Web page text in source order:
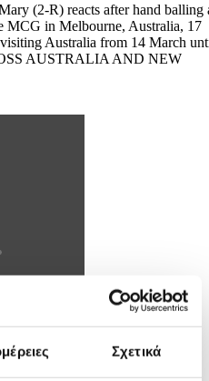
Σχετικά
(2-R) reacts after hand balling
MCG in Melbourne, Australia, 17
Australia from 14 March
AUSTRALIA AND NEW